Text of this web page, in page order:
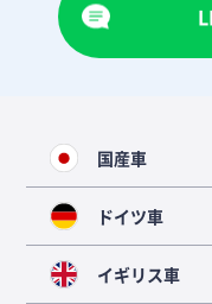
国産車
ドイツ車
イギリス車